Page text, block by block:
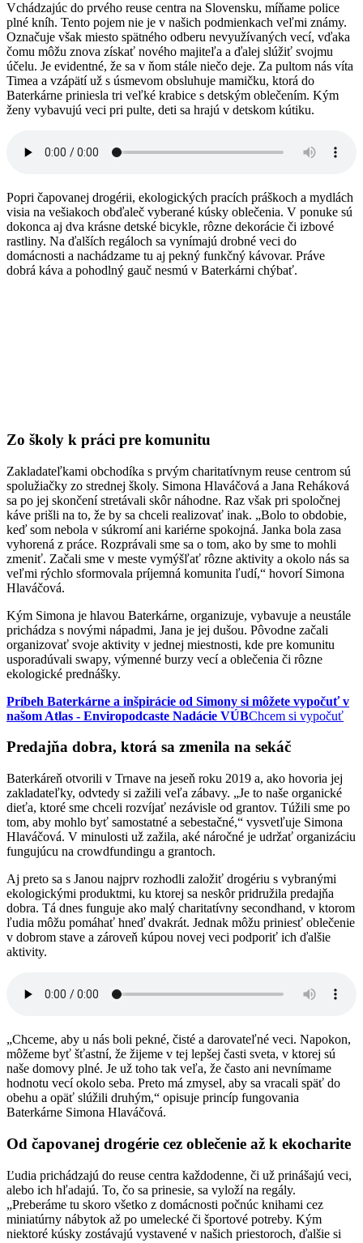
Vchádzajúc do prvého reuse centra na Slovensku, míňame police
plné kníh. Tento pojem nie je v našich podmienkach veľmi známy.
Označuje však miesto spätného odberu nevyužívaných vecí, vďaka
čomu môžu znova získať nového majiteľa a ďalej slúžiť svojmu
účelu. Je evidentné, že sa v ňom stále niečo deje. Za pultom nás víta
Timea a vzápätí už s úsmevom obsluhuje mamičku, ktorá do
Baterkárne priniesla tri veľké krabice s detským oblečením. Kým
ženy vybavujú veci pri pulte, deti sa hrajú v detskom kútiku.
Popri čapovanej drogérii, ekologických pracích práškoch a mydlách
visia na vešiakoch obďaleč vyberané kúsky oblečenia. V ponuke sú
dokonca aj dva krásne detské bicykle, rôzne dekorácie či izbové
rastliny. Na ďalších regáloch sa vynímajú drobné veci do
domácnosti a nachádzame tu aj pekný funkčný kávovar. Práve
dobrá káva a pohodlný gauč nesmú v Baterkárni chýbať.
Zo školy k práci pre komunitu
Zakladateľkami obchodíka s prvým charitatívnym reuse centrom sú
spolužiačky zo strednej školy. Simona Hlaváčová a Jana Reháková
sa po jej skončení stretávali skôr náhodne. Raz však pri spoločnej
káve prišli na to, že by sa chceli realizovať inak. „Bolo to obdobie,
keď som nebola v súkromí ani kariérne spokojná. Janka bola zasa
vyhorená z práce. Rozprávali sme sa o tom, ako by sme to mohli
zmeniť. Začali sme v meste vymýšľať rôzne aktivity a okolo nás sa
veľmi rýchlo sformovala príjemná komunita ľudí,“ hovorí Simona
Hlaváčová.
Kým Simona je hlavou Baterkárne, organizuje, vybavuje a neustále
prichádza s novými nápadmi, Jana je jej dušou. Pôvodne začali
organizovať svoje aktivity v jednej miestnosti, kde pre komunitu
usporadúvali swapy, výmenné burzy vecí a oblečenia či rôzne
ekologické prednášky.
Príbeh Baterkárne a inšpirácie od Simony si môžete vypočuť v
našom Atlas - Enviropodcaste Nadácie VÚBChcem si vypočuť
Predajňa dobra, ktorá sa zmenila na sekáč
Baterkáreň otvorili v Trnave na jeseň roku 2019 a, ako hovoria jej
zakladateľky, odvtedy si zažili veľa zábavy. „Je to naše organické
dieťa, ktoré sme chceli rozvíjať nezávisle od grantov. Túžili sme po
tom, aby mohlo byť samostatné a sebestačné,“ vysvetľuje Simona
Hlaváčová. V minulosti už zažila, aké náročné je udržať organizáciu
fungujúcu na crowdfundingu a grantoch.
Aj preto sa s Janou najprv rozhodli založiť drogériu s vybranými
ekologickými produktmi, ku ktorej sa neskôr pridružila predajňa
dobra. Tá dnes funguje ako malý charitatívny secondhand, v ktorom
ľudia môžu pomáhať hneď dvakrát. Jednak môžu priniesť oblečenie
v dobrom stave a zároveň kúpou novej veci podporiť ich ďalšie
aktivity.
„Chceme, aby u nás boli pekné, čisté a darovateľné veci. Napokon,
môžeme byť šťastní, že žijeme v tej lepšej časti sveta, v ktorej sú
naše domovy plné. Je už toho tak veľa, že často ani nevnímame
hodnotu vecí okolo seba. Preto má zmysel, aby sa vracali späť do
obehu a opäť slúžili druhým,“ opisuje princíp fungovania
Baterkárne Simona Hlaváčová.
Od čapovanej drogérie cez oblečenie až k ekocharite
Ľudia prichádzajú do reuse centra každodenne, či už prinášajú veci,
alebo ich hľadajú. To, čo sa prinesie, sa vyloží na regály.
„Preberáme tu skoro všetko z domácnosti počnúc knihami cez
miniatúrny nábytok až po umelecké či športové potreby. Kým
niektoré kúsky zostávajú vystavené v našich priestoroch, ďalšie si